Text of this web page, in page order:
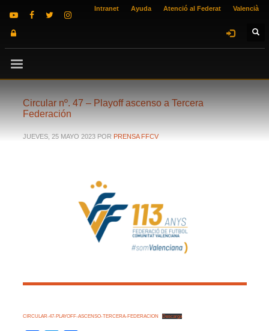
Intranet Ayuda Atenció al Federat Valencià
Circular nº. 47 – Playoff ascenso a Tercera
Federación
JUEVES, 25 MAYO 2023 POR PRENSA FFCV
CIRCULAR-47-PLAYOFF-ASCENSO-TERCERA-FEDERACION Descarga